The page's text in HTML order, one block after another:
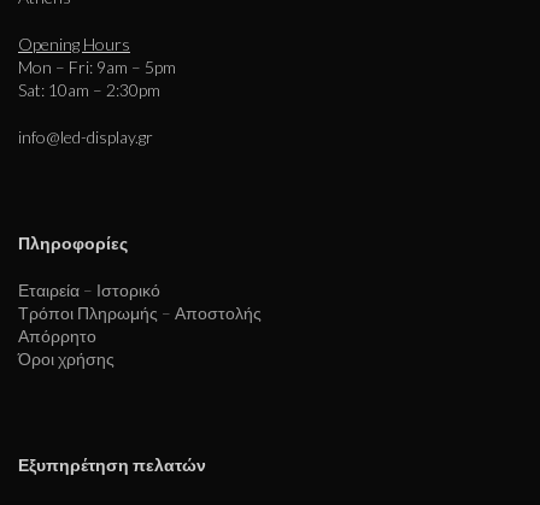
Opening Hours
Mon – Fri: 9am – 5pm
Sat: 10am – 2:30pm
info@led-display.gr
Πληροφορίες
Εταιρεία – Ιστορικό
Τρόποι Πληρωμής – Αποστολής
Απόρρητο
Όροι χρήσης
Εξυπηρέτηση πελατών